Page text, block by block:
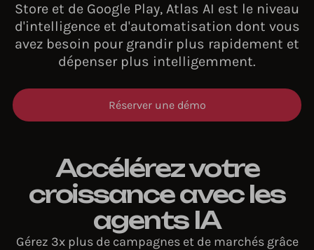
Store et de Google Play, Atlas AI est le niveau
d'intelligence et d'automatisation dont vous
avez besoin pour grandir plus rapidement et
dépenser plus intelligemment.
Réserver une démo
Accélérez votre
croissance avec les
agents IA
Gérez 3x plus de campagnes et de marchés grâce